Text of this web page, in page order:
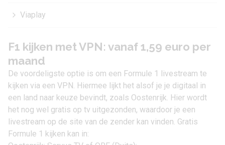
Viaplay
F1 kijken met VPN: vanaf 1,59 euro per
maand
De voordeligste optie is om een Formule 1 livestream te
kijken via een VPN. Hiermee lijkt het alsof je je digitaal in
een land naar keuze bevindt, zoals Oostenrijk. Hier wordt
het nog wel gratis op tv uitgezonden, waardoor je een
livestream op de site van de zender kan vinden. Gratis
Formule 1 kijken kan in: